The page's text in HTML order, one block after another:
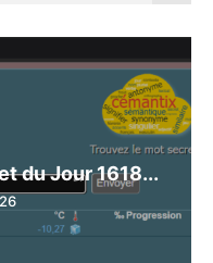
du Jour 1618...